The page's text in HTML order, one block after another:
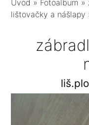
Úvod » Fotoalbum »
lištovačky a nášlapy